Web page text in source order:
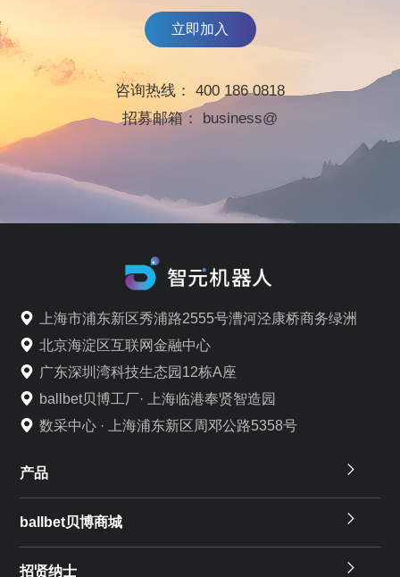
立即加入
咨询热线： 400 186 0818
招募邮箱： business@
上海市浦东新区秀浦路2555号漕河泾康桥商务绿洲
北京海淀区互联网金融中心
广东深圳湾科技生态园12栋A座
ballbet贝博工厂· 上海临港奉贤智造园
数采中心 · 上海浦东新区周邓公路5358号
产品
ballbet贝博商城
招贤纳士